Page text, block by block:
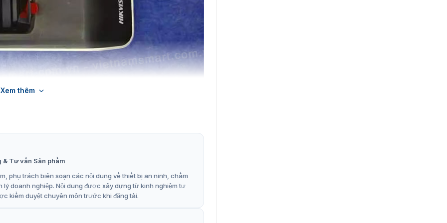
Hikvision DS-K1F820-F
để đăng ký vân tay và truyền dữ liệu đến các bộ điều
cũng hỗ trợ cả việc đăng ký vân tay trực tiếp và nhận
bao gồm:
508 dpi.
Xem thêm
Tư vấn Sản phẩm
phụ trách biên soạn các nội dung về thiết bị an ninh, chấm
doanh nghiệp. Nội dung được xây dựng từ kinh nghiệm tư
kiểm duyệt chuyên môn trước khi đăng tải.